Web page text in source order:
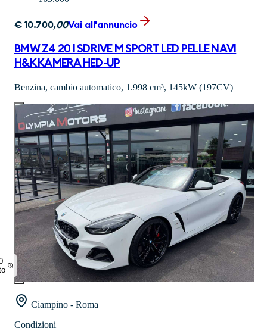
€10.700,00Vai all'annuncio
BMW Z4 20 I SDRIVE M SPORT LED PELLE NAVI
H&K KAMERA HED-UP
Benzina, cambio automatico, 1.998 cm³, 145kW (197CV)
Ciampino - Roma
Condizioni